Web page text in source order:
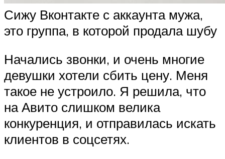
Сижу Вконтакте с аккаунта мужа,
это группа, в которой продала шубу
Начались звонки, и очень многие
девушки хотели сбить цену. Меня
такое не устроило. Я решила, что
на Авито слишком велика
конкуренция, и отправилась искать
клиентов в соцсетях.